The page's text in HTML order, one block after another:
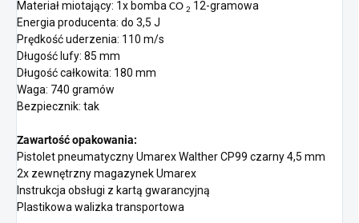
Materiał miotający: 1x bomba CO 2 12-gramowa
Energia producenta: do 3,5 J
Prędkość uderzenia: 110 m/s
Długość lufy: 85 mm
Długość całkowita: 180 mm
Waga: 740 gramów
Bezpiecznik: tak
Zawartość opakowania:
Pistolet pneumatyczny Umarex Walther CP99 czarny 4,5 mm
2x zewnętrzny magazynek Umarex
Instrukcja obsługi z kartą gwarancyjną
Plastikowa walizka transportowa